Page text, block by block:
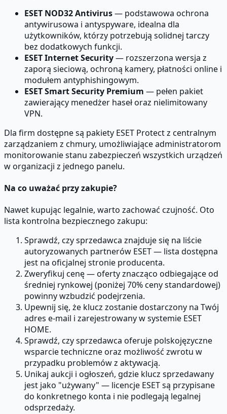
ESET NOD32 Antivirus— podstawowa ochrona
antywirusowa i antyspyware, idealna dla
użytkowników, którzy potrzebują solidnej tarczy
bez dodatkowych funkcji.
ESET Internet Security— rozszerzona wersja z
zaporą sieciową, ochroną kamery, płatności online i
modułem antyphishingowym.
ESET Smart Security Premium — pełen pakiet
zawierający menedżer haseł oraz nielimitowany
VPN.
Dla firm dostępne są pakiety ESET Protect z centralnym
zarządzaniem z chmury, umożliwiające administratorom
monitorowanie stanu zabezpieczeń wszystkich urządzeń
w organizacji z jednego panelu.
Na co uważać przy zakupie?
Nawet kupując legalnie, warto zachować czujność. Oto
lista kontrolna bezpiecznego zakupu:
Sprawdź, czy sprzedawca znajduje się na liście
autoryzowanych partnerów ESET — lista dostępna
jest na oficjalnej stronie producenta.
Zweryfikuj cenę — oferty znacząco odbiegające od
średniej rynkowej (poniżej 70% ceny standardowej)
powinny wzbudzić podejrzenia.
Upewnij się, że klucz zostanie dostarczony na Twój
adres e-mail i zarejestrowany w systemie ESET
HOME.
Sprawdź, czy sprzedawca oferuje polskojęzyczne
wsparcie techniczne oraz możliwość zwrotu w
przypadku problemów z aktywacją.
Unikaj aukcji i ogłoszeń, gdzie klucz sprzedawany
jest jako "używany" — licencje ESET są przypisane
do konkretnego konta i nie podlegają legalnej
odsprzedaży.